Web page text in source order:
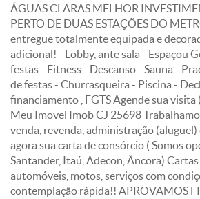
ÁGUAS CLARAS MELHOR
PERTO DE DUAS ESTAÇÕES DO
entregue totalmente equipada e
adicional! - Lobby, ante sala - Espaçou
festas - Fitness - Descanso - Sauna -
de festas - Churrasqueira - Piscina -
financiamento , FGTS Agende sua
Meu Imovel Imob CJ 25698
venda, revenda, administração
agora sua carta de consórcio ( Somos
Santander, Itaú, Adecon, Âncora) Cartas
automóveis, motos, serviços com
contemplação rápida!! APROVAMOS